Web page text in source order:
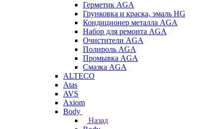
Герметик AGA
Грунковка и краска, эмаль HG
Кондиционер металла AGA
Набор для ремонта AGA
Очистители AGA
Полироль AGA
Промывка AGA
Смазка AGA
ALTECO
Atas
AVS
Axiom
Body
Назад